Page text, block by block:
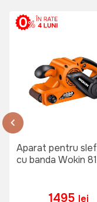
325 lei
Art:
Aparat pentru
cu banda Wokin
1495 lei